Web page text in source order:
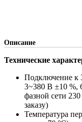
Описание
Технические
Подключение к
3~380 В ±10 %,
фазной сети
заказу)
Температура